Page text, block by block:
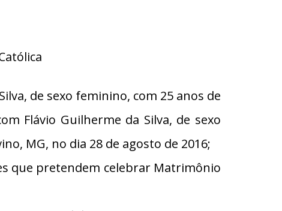
de sexo feminino, com 25 anos de
Flávio Guilherme da Silva, de sexo
MG, no dia 28 de agosto de 2016;
que pretendem celebrar Matrimônio